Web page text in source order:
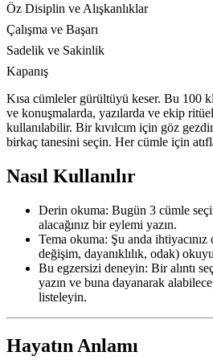
Öz Disiplin ve Alışkanlıklar
Çalışma ve Başarı
Sadelik ve Sakinlik
Kapanış
Kısa cümleler gürültüyü keser. Bu 100
ve konuşmalarda, yazılarda ve ekip
kullanılabilir. Bir kıvılcım için göz
birkaç tanesini seçin. Her cümle için
Nasıl Kullanılır
Derin okuma: Bugün 3 cümle
alacağınız bir eylemi yazın.
Tema okuma: Şu anda
değişim, dayanıklılık, odak)
Bu egzersizi deneyin: Bir alıntı
yazın ve buna dayanarak
listeleyin.
Hayatın Anlamı